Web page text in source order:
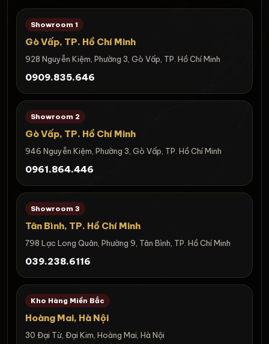
Showroom 1
Gò Vấp, TP. Hồ Chí Minh
928 Nguyễn Kiệm, Phường 3, Gò Vấp, TP. Hồ Chí Minh
0909.835.646
Showroom 2
Gò Vấp, TP. Hồ Chí Minh
946 Nguyễn Kiệm, Phường 3, Gò Vấp, TP. Hồ Chí Minh
0961.864.446
Showroom 3
Tân Bình, TP. Hồ Chí Minh
798 Lạc Long Quân, Phường 9, Tân Bình, TP. Hồ Chí Minh
039.238.6116
Kho Hàng Miền Bắc
Hoàng Mai, Hà Nội
30 Đại Từ, Đại Kim, Hoàng Mai, Hà Nội